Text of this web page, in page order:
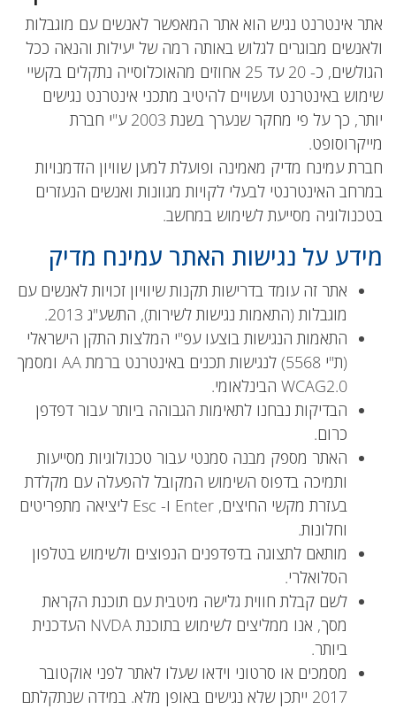
אתר אינטרנט נגיש הוא אתר המאפשר לאנשים עם מוגבלות
ולאנשים מבוגרים לגלוש באותה רמה של יעילות והנאה ככל
הגולשים, כ- 20 עד 25 אחוזים מהאוכלוסייה נתקלים בקשיי
שימוש באינטרנט ועשויים להיטיב מתכני אינטרנט נגישים
יותר, כך על פי מחקר שנערך בשנת 2003 ע"י חברת
מייקרוסופט.
חברת עמינח מדיק מאמינה ופועלת למען שוויון הזדמנויות
במרחב האינטרנטי לבעלי לקויות מגוונות ואנשים הנעזרים
בטכנולוגיה מסייעת לשימוש במחשב.
מידע על נגישות האתר עמינח מדיק
אתר זה עומד בדרישות תקנות שיוויון זכויות לאנשים עם
מוגבלות (התאמות נגישות לשירות), התשע"ג 2013.
התאמות הנגישות בוצעו עפ"י המלצות התקן הישראלי
(ת"י 5568) לנגישות תכנים באינטרנט ברמת AA ומסמך
WCAG2.0 הבינלאומי.
הבדיקות נבחנו לתאימות הגבוהה ביותר עבור דפדפן
כרום.
האתר מספק מבנה סמנטי עבור טכנולוגיות מסייעות
ותמיכה בדפוס השימוש המקובל להפעלה עם מקלדת
בעזרת מקשי החיצים, Enter ו- Esc ליציאה מתפריטים
וחלונות.
מותאם לתצוגה בדפדפנים הנפוצים ולשימוש בטלפון
הסלואלרי.
לשם קבלת חווית גלישה מיטבית עם תוכנת הקראת
מסך, אנו ממליצים לשימוש בתוכנת NVDA העדכנית
ביותר.
מסמכים או סרטוני וידאו שעלו לאתר לפני אוקטובר
2017 ייתכן שלא נגישים באופן מלא. במידה שנתקלתם